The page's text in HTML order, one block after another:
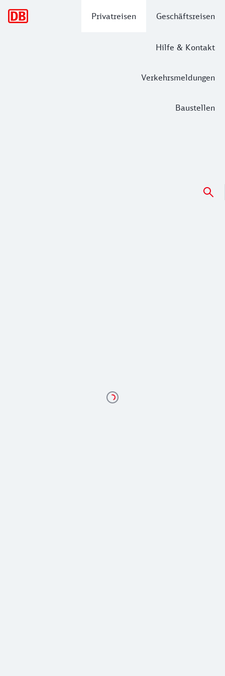
Privatreisen Geschäftsreisen
Hilfe & Kontakt
Verkehrsmeldungen
Baustellen